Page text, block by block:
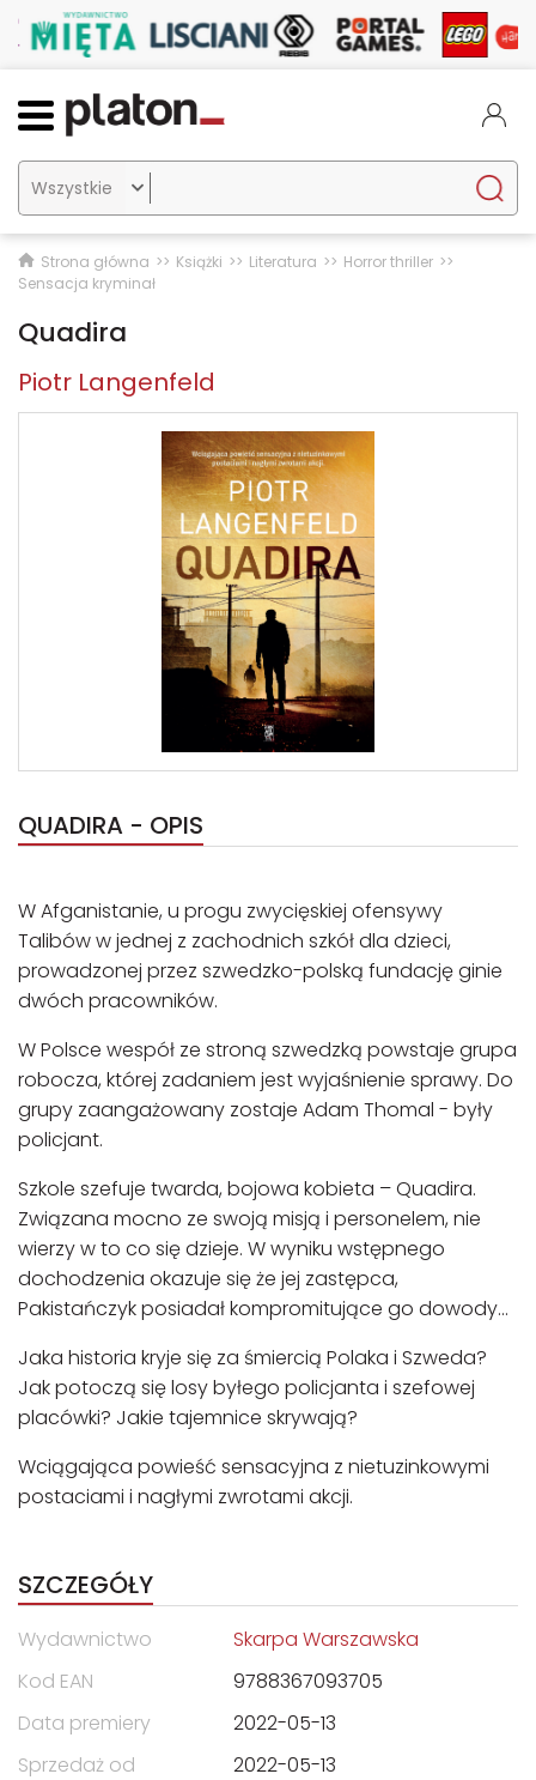

Strona główna Książki Literatura
Horror thriller
Sensacja kryminał
Quadira
Piotr Langenfeld
QUADIRA - OPIS
W Afganistanie, u progu zwycięskiej ofensywy
Talibów w jednej z zachodnich szkół dla dzieci,
prowadzonej przez szwedzko-polską fundację ginie
dwóch pracowników.
W Polsce wespół ze stroną szwedzką powstaje grupa
robocza, której zadaniem jest wyjaśnienie sprawy. Do
grupy zaangażowany zostaje Adam Thomal - były
policjant.
Szkole szefuje twarda, bojowa kobieta – Quadira.
Związana mocno ze swoją misją i personelem, nie
wierzy w to co się dzieje. W wyniku wstępnego
dochodzenia okazuje się że jej zastępca,
Pakistańczyk posiadał kompromitujące go dowody...
Jaka historia kryje się za śmiercią Polaka i Szweda?
Jak potoczą się losy byłego policjanta i szefowej
placówki? Jakie tajemnice skrywają?
Wciągająca powieść sensacyjna z nietuzinkowymi
postaciami i nagłymi zwrotami akcji.
SZCZEGÓŁY
Wydawnictwo
Skarpa Warszawska
Kod EAN
9788367093705
Data premiery
2022-05-13
Sprzedaż od
2022-05-13